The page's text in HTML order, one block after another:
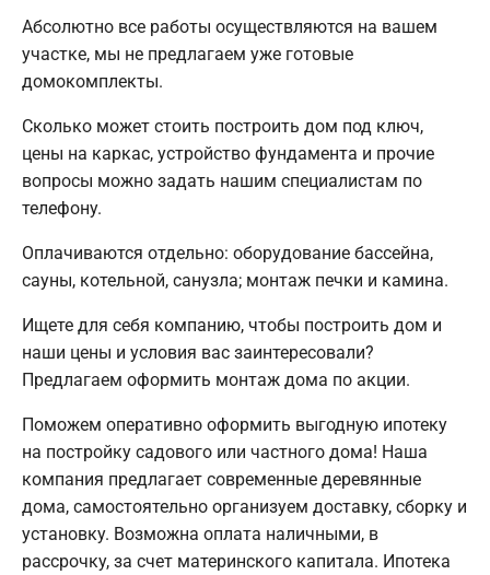
Абсолютно все работы осуществляются на вашем
участке, мы не предлагаем уже готовые
домокомплекты.
Сколько может стоить построить дом под ключ,
цены на каркас, устройство фундамента и прочие
вопросы можно задать нашим специалистам по
телефону.
Оплачиваются отдельно: оборудование бассейна,
сауны, котельной, санузла; монтаж печки и камина.
Ищете для себя компанию, чтобы построить дом и
наши цены и условия вас заинтересовали?
Предлагаем оформить монтаж дома по акции.
Поможем оперативно оформить выгодную ипотеку
на постройку садового или частного дома! Наша
компания предлагает современные деревянные
дома, самостоятельно организуем доставку, сборку и
установку. Возможна оплата наличными, в
рассрочку, за счет материнского капитала. Ипотека